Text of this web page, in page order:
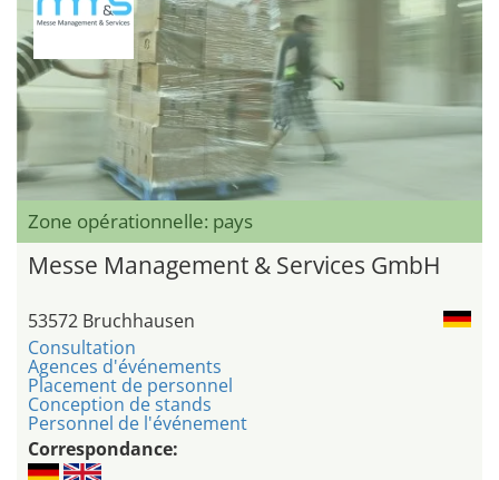
Zone opérationnelle: pays
Messe Management & Services GmbH
53572 Bruchhausen
Consultation
Agences d'événements
Placement de personnel
Conception de stands
Personnel de l'événement
Correspondance: